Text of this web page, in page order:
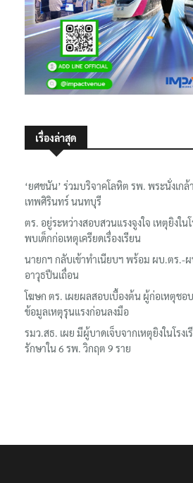
เรื่องล่าสุด
‘ยศชนัน’ ร่วมบริจาคโลหิต รพ. พระนั่งเกล้
เทพศิรินทร์ นนทบุรี
ตร. อยู่ระหว่างสอบสวนแรงจูงใจ เหตุยิงใ
พบเด็กก่อเหตุเครียดเรื่องเรียน
นายกฯ กลับเข้าทำเนียบฯ พร้อม ผบ.ตร.-
อาวุธปืนเถื่อน
โฆษก ตร. เผยผลสอบเบื้องต้น ผู้ก่อเหตุชอ
ข้อมูลเหตุรุนแรงก่อนลงมือ
รมว.สธ. เผย มีผู้บาดเจ็บจากเหตุยิงในโรง
รักษาใน 6 รพ. วิกฤต 9 ราย